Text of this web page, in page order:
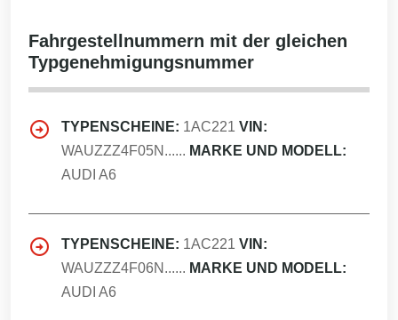
Fahrgestellnummern mit der gleichen
Typgenehmigungsnummer
TYPENSCHEINE: 1AC221 VIN:
WAUZZZ4F05N...... MARKE UND MODELL:
AUDI A6
TYPENSCHEINE: 1AC221 VIN:
WAUZZZ4F06N...... MARKE UND MODELL:
AUDI A6